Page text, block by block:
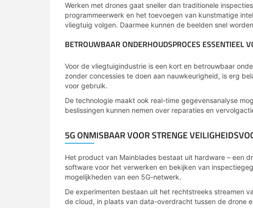
Werken met drones gaat sneller dan traditionele
programmeerwerk en het toevoegen van kunstmatige
vliegtuig volgen. Daarmee kunnen de beelden snel
BETROUWBAAR ONDERHOUDSPROCES ESSENTIEEL
Voor de vliegtuigindustrie is een kort en betrouwbaar
zonder concessies te doen aan nauwkeurigheid, is erg
voor gebruik.
De technologie maakt ook real-time gegevensanalyse
beslissingen kunnen nemen over reparaties en
5G ONMISBAAR VOOR STRENGE
Het product van Mainblades bestaat uit hardware – een
software voor het verwerken en bekijken van
mogelijkheden van een 5G-netwerk.
De experimenten bestaan uit het rechtstreeks streamen
de cloud, in plaats van data-overdracht tussen de drone